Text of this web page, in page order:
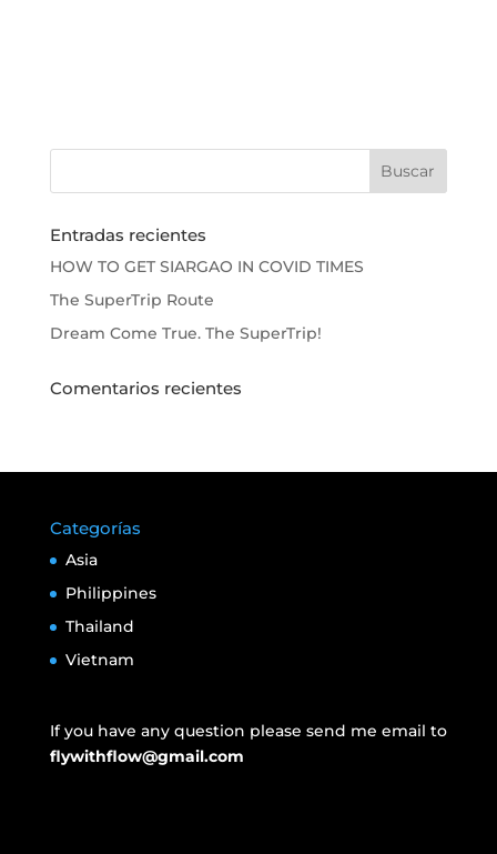
Entradas recientes
HOW TO GET SIARGAO IN COVID TIMES
The SuperTrip Route
Dream Come True. The SuperTrip!
Comentarios recientes
Categorías
Asia
Philippines
Thailand
Vietnam
If you have any question please send me email to
flywithflow@gmail.com